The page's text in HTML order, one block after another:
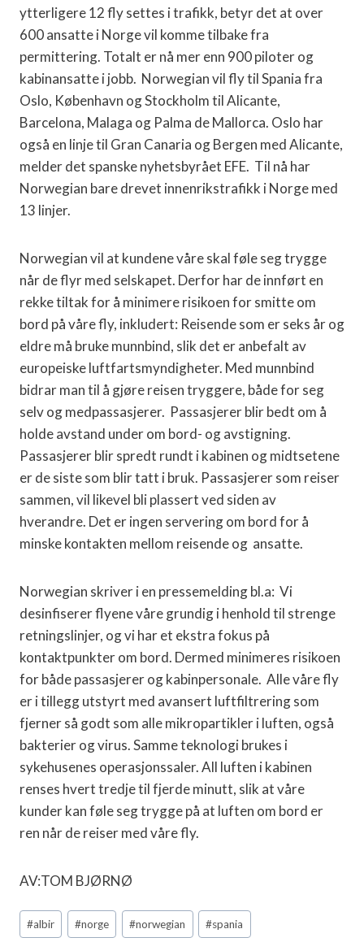
ytterligere 12 fly settes i trafikk, betyr det at over
600 ansatte i Norge vil komme tilbake fra
permittering. Totalt er nå mer enn 900 piloter og
kabinansatte i jobb. Norwegian vil fly til Spania fra
Oslo, København og Stockholm til Alicante,
Barcelona, ​​Malaga og Palma de Mallorca. Oslo har
også en linje til Gran Canaria og Bergen med Alicante,
melder det spanske nyhetsbyrået EFE. Til nå har
Norwegian bare drevet innenrikstrafikk i Norge med
13 linjer.
Norwegian vil at kundene våre skal føle seg trygge
når de flyr med selskapet. Derfor har de innført en
rekke tiltak for å minimere risikoen for smitte om
bord på våre fly, inkludert: Reisende som er seks år og
eldre må bruke munnbind, slik det er anbefalt av
europeiske luftfartsmyndigheter. Med munnbind
bidrar man til å gjøre reisen tryggere, både for seg
selv og medpassasjerer. Passasjerer blir bedt om å
holde avstand under om bord- og avstigning.
Passasjerer blir spredt rundt i kabinen og midtsetene
er de siste som blir tatt i bruk. Passasjerer som reiser
sammen, vil likevel bli plassert ved siden av
hverandre. Det er ingen servering om bord for å
minske kontakten mellom reisende og ansatte.
Norwegian skriver i en pressemelding bl.a: Vi
desinfiserer flyene våre grundig i henhold til strenge
retningslinjer, og vi har et ekstra fokus på
kontaktpunkter om bord. Dermed minimeres risikoen
for både passasjerer og kabinpersonale. Alle våre fly
er i tillegg utstyrt med avansert luftfiltrering som
fjerner så godt som alle mikropartikler i luften, også
bakterier og virus. Samme teknologi brukes i
sykehusenes operasjonssaler. All luften i kabinen
renses hvert tredje til fjerde minutt, slik at våre
kunder kan føle seg trygge på at luften om bord er
ren når de reiser med våre fly.
AV:TOM BJØRNØ
Post
Tags:
#albir #norge #norwegian #spania